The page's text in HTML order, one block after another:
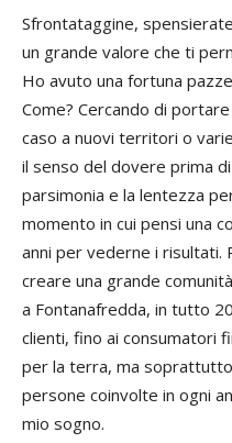
Sfrontataggine,
un grande valore che ti
Ho avuto una fortuna
Come? Cercando di
caso a nuovi territori o
il senso del dovere prima
parsimonia e la lentezza
momento in cui pensi una
anni per vederne i risultati.
creare una grande
a Fontanafredda, in tutto
clienti, fino ai consumatori
per la terra, ma
persone coinvolte in ogni
mio sogno.